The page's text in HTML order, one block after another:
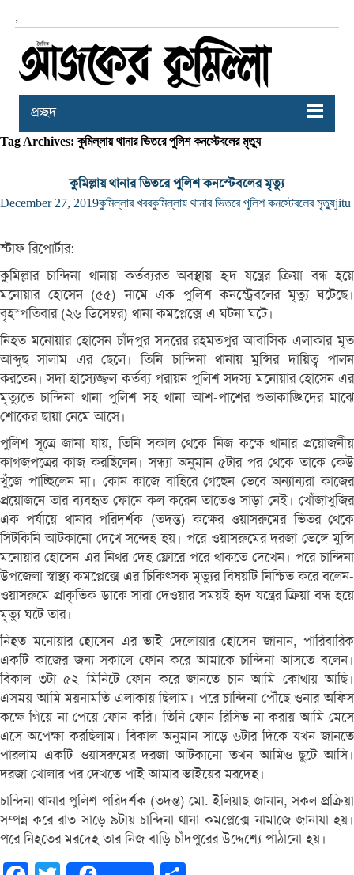
,
প্রচ্ছদ
Tag Archives: কুমিল্লায় থানার ভিতরে পুলিশ কনস্টেবলের মৃত্যু
কুমিল্লায় থানার ভিতরে পুলিশ কনস্টেবলের মৃত্যু
December 27, 2019কুমিল্লার খবরকুমিল্লায় থানার ভিতরে পুলিশ কনস্টেবলের মৃত্যুjitu
স্টাফ রিপোর্টার:
কুমিল্লার চান্দিনা থানায় কর্তব্যরত অবস্থায় হৃদ যন্ত্রের ক্রিয়া বন্ধ হয়ে
মনোয়ার হোসেন (৫৫) নামে এক পুলিশ কনস্ট্রেবলের মৃত্যু ঘটেছে।
বৃহস্পতিবার (২৬ ডিসেম্বর) থানা কমপ্লেক্সে এ ঘটনা ঘটে।
নিহত মনোয়ার হোসেন চাঁদপুর সদরের রহমতপুর আবাসিক এলাকার মৃত
আব্দুছ সালাম এর ছেলে। তিনি চান্দিনা থানায় মুন্সির দায়িত্ব পালন
করতেন। সদা হাস্যেজ্জ্বল কর্তব্য পরায়ন পুলিশ সদস্য মনোয়ার হোসেন এর
মৃত্যুতে চান্দিনা থানা পুলিশ সহ থানা আশ-পাশের শুভাকাঙ্খিদের মাঝে
শোকের ছায়া নেমে আসে।
পুলিশ সূত্রে জানা যায়, তিনি সকাল থেকে নিজ কক্ষে থানার প্রয়োজনীয়
কাগজপত্রের কাজ করছিলেন। সন্ধ্যা অনুমান ৫টার পর থেকে তাকে কেউ
খুঁজে পাচ্ছিলেন না। কোন কাজে বাহিরে গেছেন ভেবে অন্যান্যরা কাজের
প্রয়োজনে তার ব্যবহৃত ফোনে কল করেন তাতেও সাড়া নেই। খোঁজাখুজির
এক পর্যায়ে থানার পরিদর্শক (তদন্ত) কক্ষের ওয়াসরুমের ভিতর থেকে
সিটকিনি আটকানো দেখে সন্দেহ হয়। পরে ওয়াসরুমের দরজা ভেঙ্গে মুন্সি
মনোয়ার হোসেন এর নিথর দেহ ফ্লোরে পরে থাকতে দেখেন। পরে চান্দিনা
উপজেলা স্বাস্থ্য কমপ্লেক্সে এর চিকিৎসক মৃত্যুর বিষয়টি নিশ্চিত করে বলেন-
ওয়াসরুমে প্রাকৃতিক ডাকে সারা দেওয়ার সময়ই হৃদ যন্ত্রের ক্রিয়া বন্ধ হয়ে
মৃত্যু ঘটে তার।
নিহত মনোয়ার হোসেন এর ভাই দেলোয়ার হোসেন জানান, পারিবারিক
একটি কাজের জন্য সকালে ফোন করে আমাকে চান্দিনা আসতে বলেন।
বিকাল ৩টা ৫২ মিনিটে ফোন করে জানতে চান আমি কোথায় আছি।
এসময় আমি ময়নামতি এলাকায় ছিলাম। পরে চান্দিনা পৌঁছে ওনার অফিস
কক্ষে গিয়ে না পেয়ে ফোন করি। তিনি ফোন রিসিভ না করায় আমি মেসে
এসে অপেক্ষা করছিলাম। বিকাল অনুমান সাড়ে ৬টার দিকে যখন জানতে
পারলাম একটি ওয়াসরুমের দরজা আটকানো তখন আমিও ছুটে আসি।
দরজা খোলার পর দেখতে পাই আমার ভাইয়ের মরদেহ।
চান্দিনা থানার পুলিশ পরিদর্শক (তদন্ত) মো. ইলিয়াছ জানান, সকল প্রক্রিয়া
সম্পন্ন করে রাত সাড়ে ৯টায় চান্দিনা থানা কমপ্লেক্সে নামাজে জানাযা হয়।
পরে নিহতের মরদেহ তার নিজ বাড়ি চাঁদপুরের উদ্দেশ্যে পাঠানো হয়।